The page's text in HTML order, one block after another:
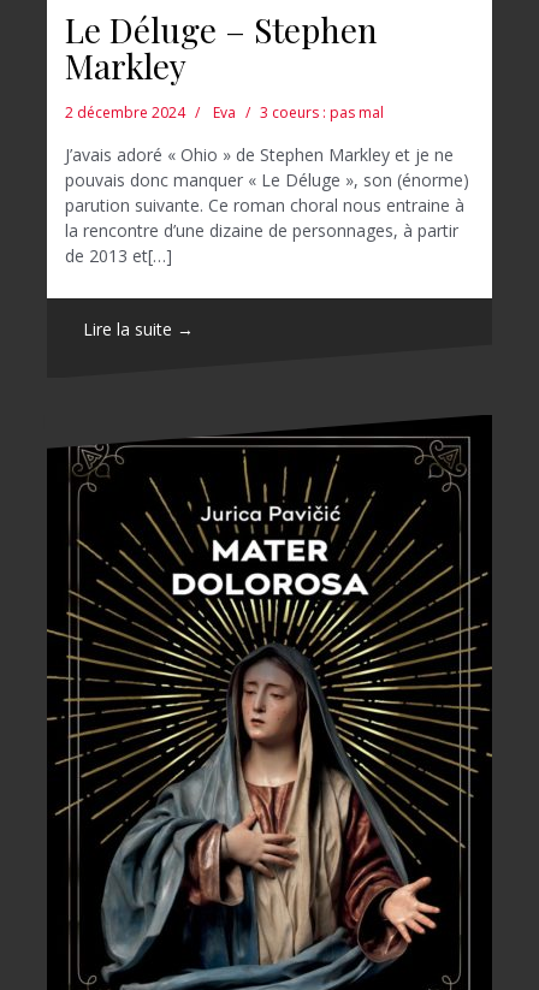
Le Déluge – Stephen
Markley
2 décembre 2024 Eva 3 coeurs : pas mal
J’avais adoré « Ohio » de Stephen Markley et je ne
pouvais donc manquer « Le Déluge », son (énorme)
parution suivante. Ce roman choral nous entraine à
la rencontre d’une dizaine de personnages, à partir
de 2013 et[…]
Lire la suite →